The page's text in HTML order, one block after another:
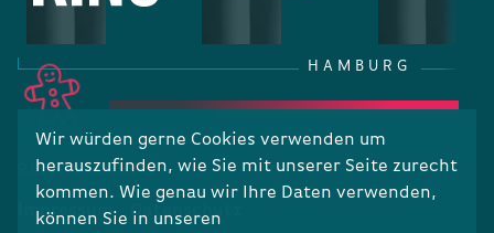
Wir würden gerne Cookies verwenden um
herauszufinden, wie Sie mit unserer Seite zurecht
kommen. Wie genau wir Ihre Daten verwenden,
können Sie in unseren
HAMBURG
RECHTLICHES
Impressum Datenschutz